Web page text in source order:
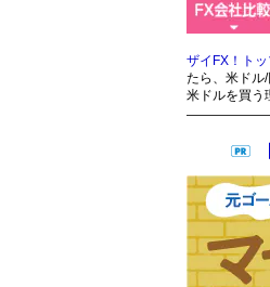
ザイFX！ト
たら、米ドル
米ドルを買う